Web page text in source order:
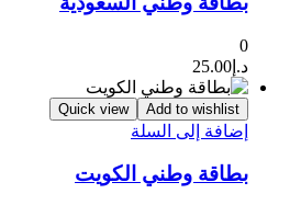
0
د.إ 25.00
Add to wishlist
Quick view
إضافة إلى السلة
بطاقة وطني الكويت